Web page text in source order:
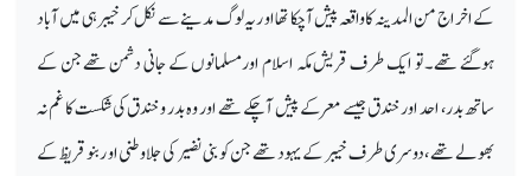
کے اخراج من المدینہ کا واقعہ پیش آچکا تھا او ریہ لوگ مدینے سے نکل کر خیبر ہی میں آباد
ہوگئے تھے۔ تو ایک طرف قریش مکہ اسلام اورمسلمانوں کے جانی دشمن تھے جن کے
ساتھ بدر، احد اور خندق جیسے معرکے پیش آچکے تھے اور وہ بدر و خندق کی شکست کا غم نہ
بھولے تھے ، دوسری طرف خیبر کے یہود تھے جن کو بنی نضیر کی جلاوطنی او ربنو قریظ کے